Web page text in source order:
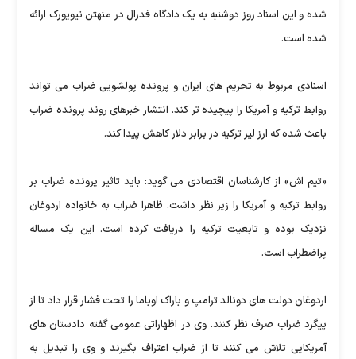
شده و این اسناد روز دوشنبه به یک دادگاه فدرال در منهتن نیویورک ارائه
شده است.
اسنادی مربوط به تحریم های ایران و پرونده پولشویی ضراب می تواند
روابط ترکیه و آمریکا را پیچیده تر کند. انتشار خبرهای روند پرونده ضراب
باعث شده که ارز لیر ترکیه در برابر دلار کاهش پیدا کند.
«تیم اش» از کارشناسان اقتصادی می گوید: باید تاثیر پرونده ضراب بر
روابط ترکیه و آمریکا را زیر نظر داشت. ظاهرا ضراب به خانواده اردوغان
نزدیک بوده و تابعیت ترکیه را دریافت کرده است. این یک مساله
پراضطراب است.
اردوغان دولت های دونالد ترامپ و باراک اوباما را تحت فشار قرار داد تا از
پیگرد ضراب صرف نظر کنند. وی در اظهاراتی عمومی گفته دادستان های
آمریکایی تلاش می کنند تا از ضراب اعتراف بگیرند و وی را تبدیل به